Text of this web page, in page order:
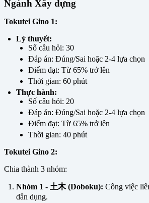
Ngành Xây dựng
Tokutei Gino 1:
Lý thuyết:
Số câu hỏi: 30
Đáp án: Đúng/Sai hoặc 2-4 lựa chọn
Điểm đạt: Từ 65% trở lên
Thời gian: 60 phút
Thực hành:
Số câu hỏi: 20
Đáp án: Đúng/Sai hoặc 2-4 lựa chọn
Điểm đạt: Từ 65% trở lên
Thời gian: 40 phút
Tokutei Gino 2:
Chia thành 3 nhóm:
Nhóm 1 - 土木 (Doboku): Công việc
dân dụng.